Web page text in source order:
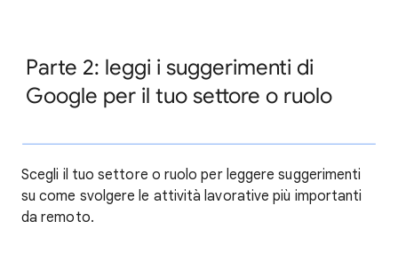
Parte 2: leggi i suggerimenti di
Google per il tuo settore o ruolo
Scegli il tuo settore o ruolo per leggere suggerimenti
su come svolgere le attività lavorative più importanti
da remoto.